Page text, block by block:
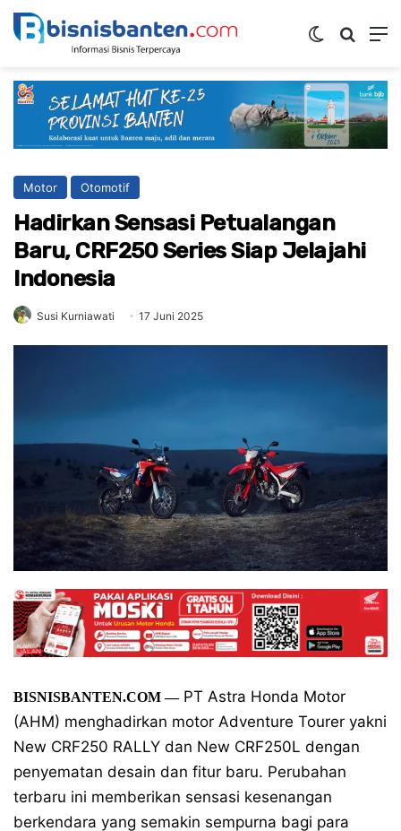
Switch skin
Motor Otomotif
Hadirkan Sensasi Petualangan
Baru, CRF250 Series Siap Jelajahi
Indonesia
Susi Kurniawati 17 Juni 2025
BISNISBANTEN.COM —PT Astra Honda Motor
(AHM) menghadirkan motor Adventure Tourer yakni
New CRF250 RALLY dan New CRF250L dengan
penyematan desain dan fitur baru. Perubahan
terbaru ini memberikan sensasi kesenangan
berkendara yang semakin sempurna bagi para